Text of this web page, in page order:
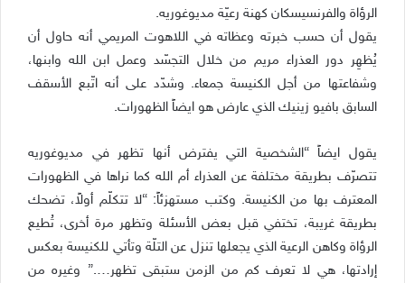
الرؤاة والفرنسيسكان كهنة رعيّة مديوغوريه.
يقول أن حسب خبرته وعظاته في اللاهوت المريمي أنه حاول أن
يُظهِر دور العذراء مريم من خلال التجسّد وعمل ابن الله وابنها،
وشفاعتها من أجل الكنيسة جمعاء. وشدّد على أنه اتّبع الأسقف
السابق بافيو زينيك الذي عارض هو ايضاً الظهورات.
يقول ايضاً “الشخصية التي يفترض أنها تظهر في مديوغوريه
تتصرّف بطريقة مختلفة عن العذراء أم الله كما نراها في الظهورات
المعترف بها من الكنيسة. وكتب مستهزئاً: “لا تتكلّم أولاً، تضحك
بطريقة غريبة، تختفي قبل بعض الأسئلة وتظهر مرة أخرى، تُطيع
الرؤاة وكاهن الرعية الذي يجعلها تنزل عن التلّة وتأتي للكنيسة بعكس
إرادتها، هي لا تعرف كم من الزمن ستبقى تظهر….” وغيره من